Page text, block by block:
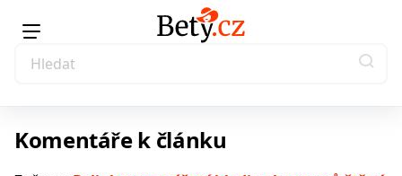
Komentáře k článku